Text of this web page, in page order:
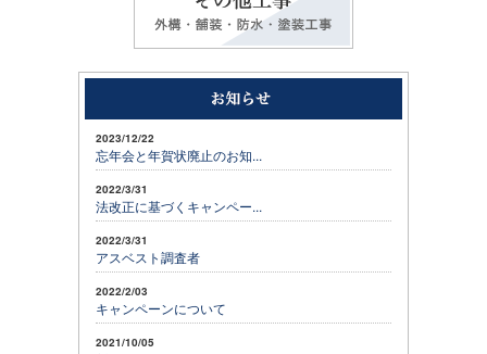
2023/12/22
忘年会と年賀状廃止のお知...
2022/3/31
法改正に基づくキャンペー...
2022/3/31
アスベスト調査者
2022/2/03
キャンペーンについて
2021/10/05